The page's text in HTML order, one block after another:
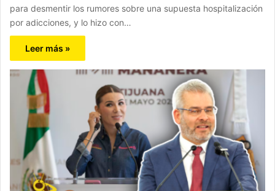
para desmentir los rumores sobre una supuesta hospitalización
por adicciones, y lo hizo con…
Leer más »